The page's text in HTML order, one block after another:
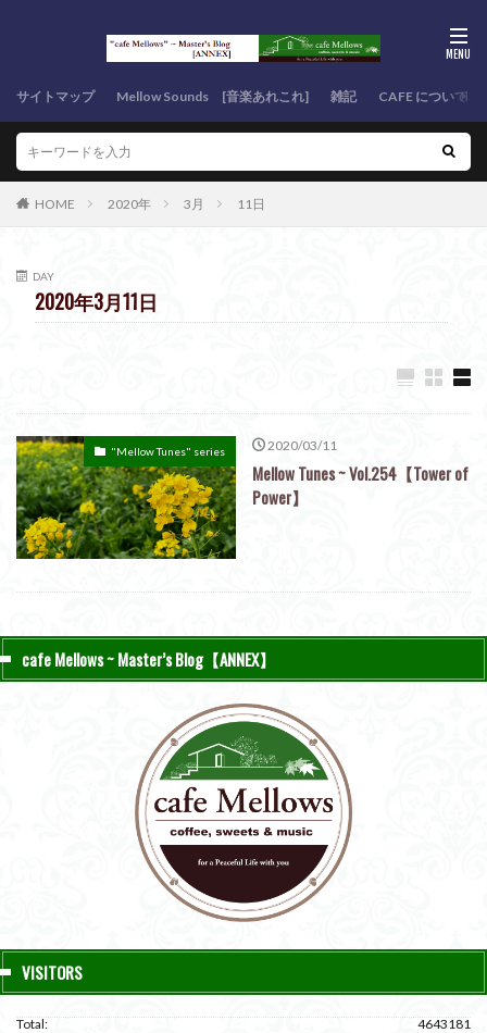
サイトマップ Mellow Sounds [音楽あれこれ] 雑記 CAFE について
HOME 2020年 3月 11日
DAY
2020年3月11日
"Mellow Tunes" series 2020/03/11
Mellow Tunes ~ Vol.254【Tower of
Power】
cafe Mellows ~ Master’s Blog【ANNEX】
VISITORS
4643181
Total: